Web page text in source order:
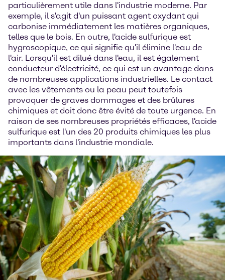
particulièrement utile dans l'industrie moderne. Par
exemple, il s'agit d'un puissant agent oxydant qui
carbonise immédiatement les matières organiques,
telles que le bois. En outre, l'acide sulfurique est
hygroscopique, ce qui signifie qu'il élimine l'eau de
l'air. Lorsqu'il est dilué dans l'eau, il est également
conducteur d'électricité, ce qui est un avantage dans
de nombreuses applications industrielles. Le contact
avec les vêtements ou la peau peut toutefois
provoquer de graves dommages et des brûlures
chimiques et doit donc être évité de toute urgence. En
raison de ses nombreuses propriétés efficaces, l'acide
sulfurique est l'un des 20 produits chimiques les plus
importants dans l'industrie mondiale.